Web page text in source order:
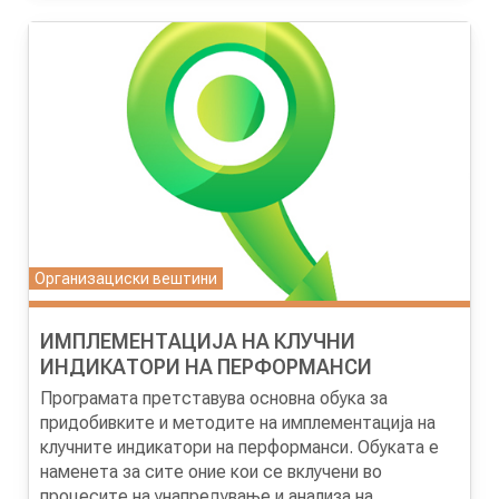
работењето и имаат искуство со системот на
управување со квалитет.
спроведување на стратешките цели, воведување
на принципите на стратешко планирање и
реорганизација на деловните процеси,
имплементирање на модел за ефикасно
пристапување кон спроведување на стратегијата
Организациски вештини
ИМПЛЕМЕНТАЦИЈА НА КЛУЧНИ
ИНДИКАТОРИ НА ПЕРФОРМАНСИ
Програмата претставува основна обука за
придобивките и методите на имплементација на
клучните индикатори на перформанси. Обуката е
наменета за сите оние кои се вклучени во